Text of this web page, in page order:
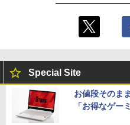
Special Site
お値段そのま
「お得なゲー